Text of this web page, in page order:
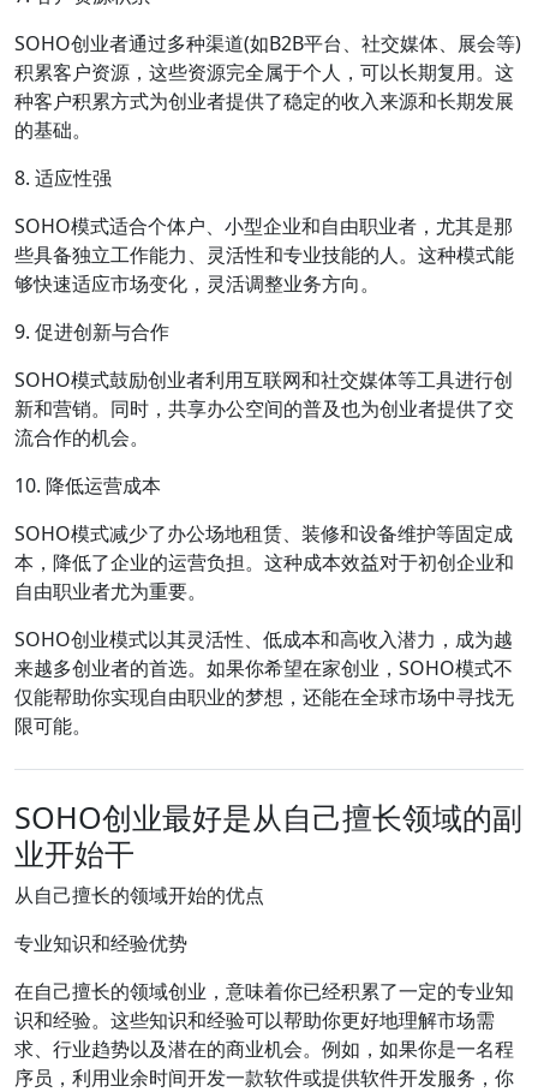
SOHO创业者通过多种渠道(如B2B平台、社交媒体、展会等)
积累客户资源，这些资源完全属于个人，可以长期复用。这
种客户积累方式为创业者提供了稳定的收入来源和长期发展
的基础。
8. 适应性强
SOHO模式适合个体户、小型企业和自由职业者，尤其是那
些具备独立工作能力、灵活性和专业技能的人。这种模式能
够快速适应市场变化，灵活调整业务方向。
9. 促进创新与合作
SOHO模式鼓励创业者利用互联网和社交媒体等工具进行创
新和营销。同时，共享办公空间的普及也为创业者提供了交
流合作的机会。
10. 降低运营成本
SOHO模式减少了办公场地租赁、装修和设备维护等固定成
本，降低了企业的运营负担。这种成本效益对于初创企业和
自由职业者尤为重要。
SOHO创业模式以其灵活性、低成本和高收入潜力，成为越
来越多创业者的首选。如果你希望在家创业，SOHO模式不
仅能帮助你实现自由职业的梦想，还能在全球市场中寻找无
限可能。
SOHO创业最好是从自己擅长领域的副
业开始干
从自己擅长的领域开始的优点
专业知识和经验优势
在自己擅长的领域创业，意味着你已经积累了一定的专业知
识和经验。这些知识和经验可以帮助你更好地理解市场需
求、行业趋势以及潜在的商业机会。例如，如果你是一名程
序员，利用业余时间开发一款软件或提供软件开发服务，你